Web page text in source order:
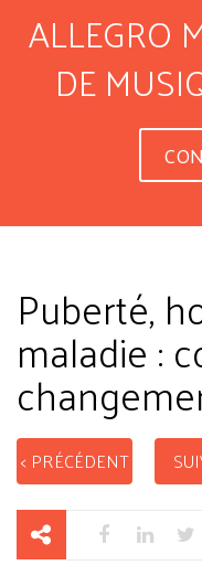
ALLEGRO
DE
Puberté,
maladie :
< PRÉCÉDENT